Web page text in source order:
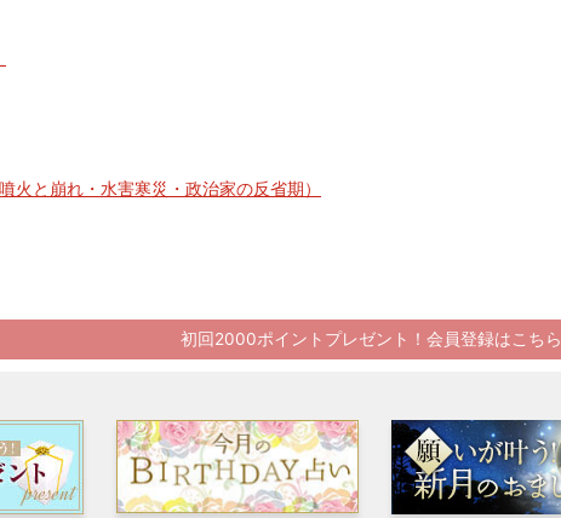
火と崩れ・水害寒災・政治家の反省期）
初回2000ポイントプレゼント！会員登録はこちら